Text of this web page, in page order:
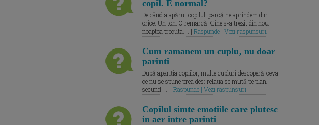
copil. E normal?
De când a apărut copilul, parcă ne aprindem din
orice. Un ton. O remarcă. Cine s-a trezit din nou
noaptea trecuta.... | Raspunde | Vezi raspunsuri
Cum ramanem un cuplu, nu doar
parinti
După apariția copiilor, multe cupluri descoperă ceva
ce nu se spune prea des: relația se mută pe plan
secund. ... | Raspunde | Vezi raspunsuri
Copilul simte emotiile care plutesc
in aer intre parinti